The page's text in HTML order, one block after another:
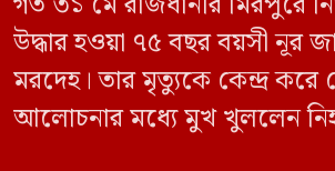
উদ্ধার হওয়া ৭৫ বছর বয়সী নূর
মরদেহ। তার মৃত্যুকে কেন্দ্র
আলোচনার মধ্যে মুখ খুললেন